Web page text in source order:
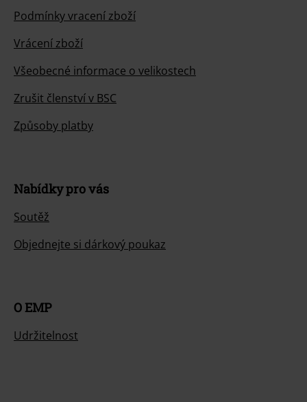
Podmínky vracení zboží
Vrácení zboží
Všeobecné informace o velikostech
Zrušit členství v BSC
Způsoby platby
Nabídky pro vás
Soutěž
Objednejte si dárkový poukaz
O EMP
Udržitelnost